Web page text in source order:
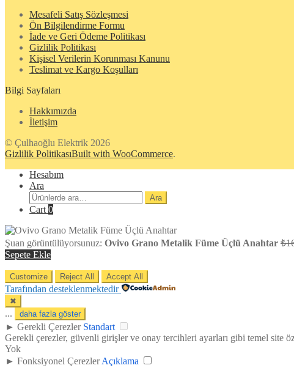
Mesafeli Satış Sözleşmesi
Ön Bilgilendirme Formu
İade ve Geri Ödeme Politikası
Gizlilik Politikası
Kişisel Verilerin Korunması Kanunu
Teslimat ve Kargo Koşulları
Bilgi Sayfaları
Hakkımızda
İletişim
© Çulhaoğlu Elektrik 2026
Gizlilik PolitikasıBuilt with WooCommerce.
Hesabım
Ara
Ara:
Ara
Cart 0
Şuan görüntülüyorsunuz: Ovivo Grano Metalik Füme Üçlü Anahtar ₺
Sepete Ekle
Customize Reject All Accept All
Tarafından desteklenmektedir
✖
... daha fazla göster
► Gerekli Çerezler Standart
Gerekli çerezler, güvenli girişler ve onay tercihleri ayarları gibi temel site
Yok
► Fonksiyonel Çerezler Açıklama